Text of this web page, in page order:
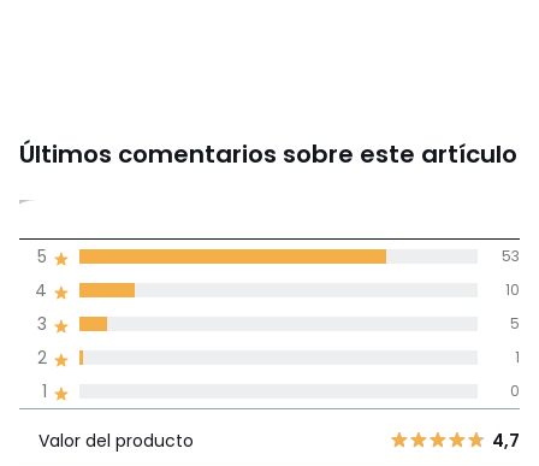
Últimos comentarios sobre este artículo
4,7
(69)
4
Valor del
1 0
2 1
3 5
4 10
5 53
Valor del producto 4,7